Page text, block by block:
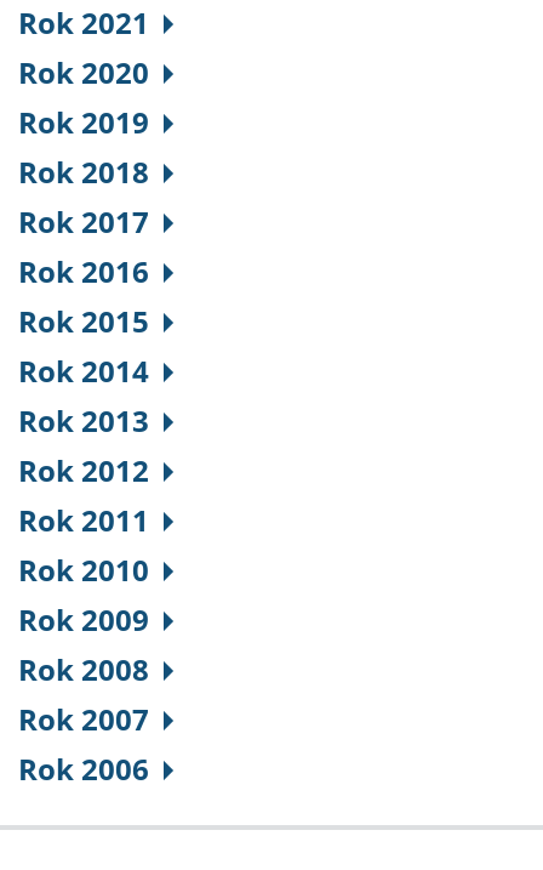
Rok 2021
Rok 2020
Rok 2019
Rok 2018
Rok 2017
Rok 2016
Rok 2015
Rok 2014
Rok 2013
Rok 2012
Rok 2011
Rok 2010
Rok 2009
Rok 2008
Rok 2007
Rok 2006